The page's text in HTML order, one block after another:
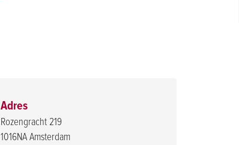
Adres
Rozengracht 219
1016NA Amsterdam